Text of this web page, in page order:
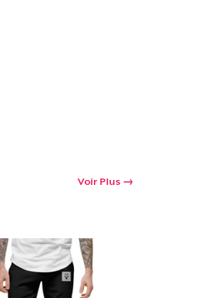
Voir Plus